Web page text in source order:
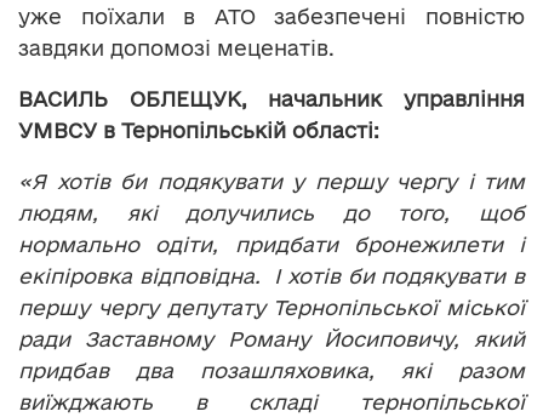
уже поїхали в АТО забезпечені повністю
завдяки допомозі меценатів.
ВАСИЛЬ ОБЛЕЩУК, начальник управління
УМВСУ в Тернопільській області:
«Я хотів би подякувати у першу чергу і тим
людям, які долучились до того, щоб
нормально одіти, придбати бронежилети і
екіпіровка відповідна. І хотів би подякувати в
першу чергу депутату Тернопільської міської
ради Заставному Роману Йосиповичу, який
придбав два позашляховика, які разом
виїжджають в складі тернопільської